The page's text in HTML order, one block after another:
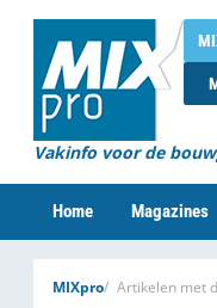
Vakinfo voor de
Home Magazines
MIXpro Artikelen met